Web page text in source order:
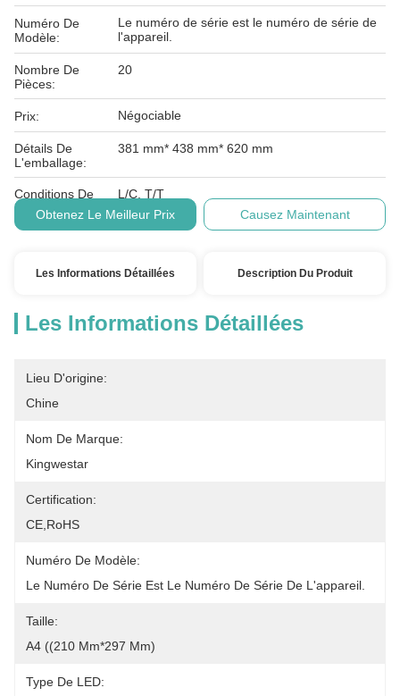
Numéro De
Modèle:
Le numéro de série est le numéro de série de
l'appareil.
Nombre De
Pièces:
20
Prix: Négociable
Détails De
L'emballage:
381 mm* 438 mm* 620 mm
Conditions De
Paiement:
L/C, T/T
Obtenez Le Meilleur Prix
Causez Maintenant
Les Informations Détaillées Description Du Produit
Les Informations Détaillées
Lieu D'origine:
Chine
Nom De Marque:
Kingwestar
Certification:
CE,RoHS
Numéro De Modèle:
Le Numéro De Série Est Le Numéro De Série De L'appareil.
Taille:
A4 ((210 Mm*297 Mm)
Type De LED: